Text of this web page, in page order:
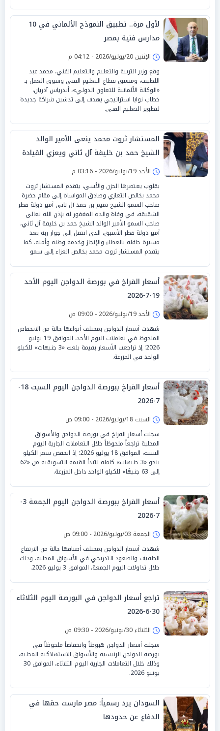
لأول مرة.. تطبيق النموذج الألماني في 10
مدارس فنية بمصر
الإثنين 20/يوليو/2026 - 04:12 م
وقع وزير التربية والتعليم والتعليم الفني، محمد عبد
اللطيف، ومنسق قطاع التعليم الفني وسوق العمل بـ
«الوكالة الألمانية للتعاون الدولي»، أندرياس آدريان،
خطاب نوايا استراتيجي يهدف إلى تدشين شراكة جديدة
لتطوير التعليم الفني.
المستشار ثروت محمد ينعى الأمير الوالد
الشيخ حمد بن خليفة آل ثاني ويعزي القيادة
القطرية والشعب القطري في مصابهم الجلل
الأحد 19/يوليو/2026 - 03:16 م
بقلوب يعتصرها الحزن والأسى، يتقدم المستشار ثروت
محمد بخالص التعازي وصادق المواساة إلى مقام حضرة
صاحب السمو الشيخ تميم بن حمد آل ثاني أمير دولة قطر
الشقيقة، في وفاة والده المغفور له بإذن الله تعالى
صاحب السمو الأمير الوالد الشيخ حمد بن خليفة آل ثاني،
أمير دولة قطر الأسبق، الذي انتقل إلى جوار ربه بعد
مسيرة حافلة بالعطاء والإنجاز وخدمة وطنه وأمته. كما
يتقدم المستشار ثروت محمد بخالص العزاء إلى سمو
أسعار الفراخ في بورصة الدواجن اليوم الأحد
19-7-2026
الأحد 19/يوليو/2026 - 09:00 ص
شهدت أسعار الدواجن بمختلف أنواعها حالة من الانخفاض
الملحوظ في تعاملات اليوم الأحد، الموافق 19 يوليو
2026؛ إذ تراجعت الأسعار بقيمة بلغت «3 جنيهات» للكيلو
الواحد في المزرعة.
أسعار الفراخ ببورصة الدواجن اليوم السبت 18-
7-2026
السبت 18/يوليو/2026 - 09:00 ص
سجلت أسعار الفراخ في بورصة الدواجن والأسواق
المحلية تراجعاً ملحوظاً خلال التعاملات الجارية اليوم
السبت، الموافق 18 يوليو 2026؛ إذ انخفض سعر الكيلو
بنحو «3 جنيهات» كاملة لتبدأ القيمة التسويقية من «62
إلى 63 جنيهًا» للكيلو الواحد داخل المزرعة.
أسعار الفراخ ببورصة الدواجن اليوم الجمعة 3-
7-2026
الجمعة 03/يوليو/2026 - 09:00 ص
شهدت أسعار الدواجن بمختلف أصنافها حالة من الارتفاع
الطفيف والصعود التدريجي في الأسواق المحلية، وذلك
خلال تداولات اليوم الجمعة، الموافق 3 يوليو 2026.
تراجع أسعار الدواجن في البورصة اليوم الثلاثاء
30-6-2026
الثلاثاء 30/يونيو/2026 - 09:30 ص
سجلت أسعار الدواجن هبوطاً وانخفاضاً ملحوظاً في
بورصة الدواجن الرئيسية والأسواق الاستهلاكية المحلية،
وذلك خلال التعاملات الجارية اليوم الثلاثاء، الموافق 30
يونيو 2026.
السودان يرد رسمياً: مصر مارست حقها في
الدفاع عن حدودها